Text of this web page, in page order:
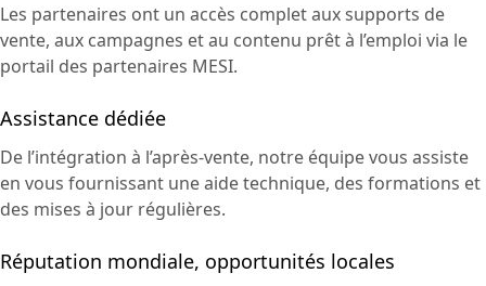
Les partenaires ont un accès complet aux supports de
vente, aux campagnes et au contenu prêt à l’emploi via le
portail des partenaires MESI.
Assistance dédiée
De l’intégration à l’après-vente, notre équipe vous assiste
en vous fournissant une aide technique, des formations et
des mises à jour régulières.
Réputation mondiale, opportunités locales